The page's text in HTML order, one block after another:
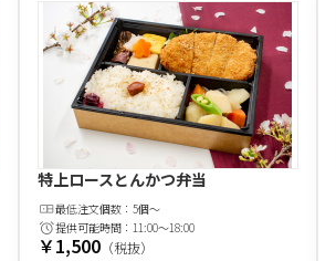
特上ロースとんかつ弁当
最低注文個数：5個～
提供可能時間：11:00～18:00
￥1,500 （税抜）